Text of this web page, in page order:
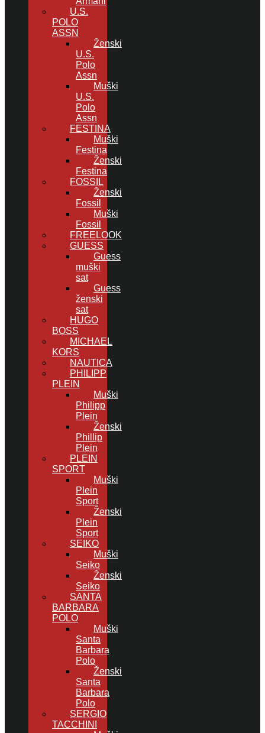
U.S.
POLO
ASSN
Ženski
U.S.
Polo
Assn
Muški
U.S.
Polo
Assn
FESTINA
Muški
Festina
Ženski
Festina
FOSSIL
Ženski
Fossil
Muški
Fossil
FREELOOK
GUESS
Guess
muški
sat
Guess
ženski
sat
HUGO
BOSS
MICHAEL
KORS
NAUTICA
PHILIPP
PLEIN
Muški
Philipp
Plein
Ženski
Phillip
Plein
PLEIN
SPORT
Muški
Plein
Sport
Ženski
Plein
Sport
SEIKO
Muški
Seiko
Ženski
Seiko
SANTA
BARBARA
POLO
Muški
Santa
Barbara
Polo
Ženski
Santa
Barbara
Polo
SERGIO
TACCHINI